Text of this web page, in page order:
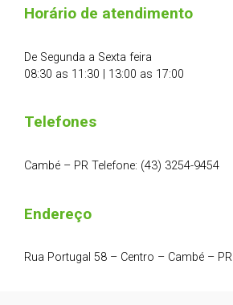
Horário de atendimento
De Segunda a Sexta feira
08:30 as 11:30 | 13:00 as 17:00
Telefones
Cambé – PR Telefone: (43) 3254-9454
Endereço
Rua Portugal 58 – Centro – Cambé – PR